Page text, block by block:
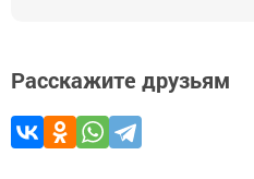
Расскажите друзьям